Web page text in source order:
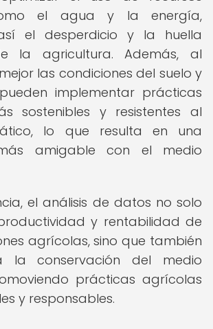
el agua y la energía,
el desperdicio y la huella
la agricultura. Además, al
las condiciones del suelo y
implementar prácticas
sostenibles y resistentes al
lo que resulta en una
amigable con el medio
el análisis de datos no solo
y rentabilidad de
agrícolas, sino que también
la conservación del medio
prácticas agrícolas
y responsables.